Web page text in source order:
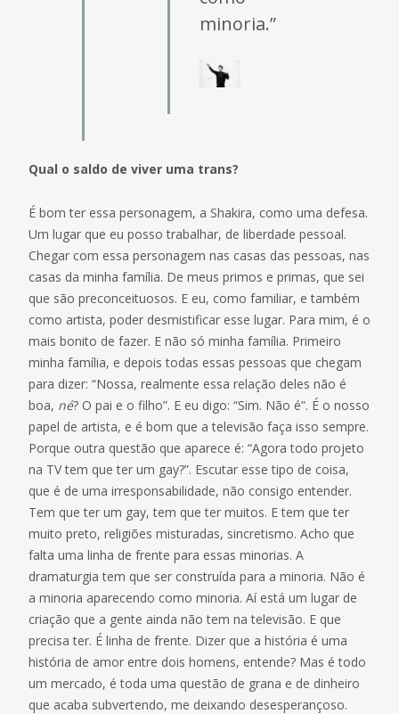
minoria.”
Qual o saldo de viver uma trans?
É bom ter essa personagem, a Shakira, como uma defesa.
Um lugar que eu posso trabalhar, de liberdade pessoal.
Chegar com essa personagem nas casas das pessoas, nas
casas da minha família. De meus primos e primas, que sei
que são preconceituosos. E eu, como familiar, e também
como artista, poder desmistificar esse lugar. Para mim, é o
mais bonito de fazer. E não só minha família. Primeiro
minha família, e depois todas essas pessoas que chegam
para dizer: “Nossa, realmente essa relação deles não é
boa, né? O pai e o filho”. E eu digo: “Sim. Não é”. É o nosso
papel de artista, e é bom que a televisão faça isso sempre.
Porque outra questão que aparece é: “Agora todo projeto
na TV tem que ter um gay?”. Escutar esse tipo de coisa,
que é de uma irresponsabilidade, não consigo entender.
Tem que ter um gay, tem que ter muitos. E tem que ter
muito preto, religiões misturadas, sincretismo. Acho que
falta uma linha de frente para essas minorias. A
dramaturgia tem que ser construída para a minoria. Não é
a minoria aparecendo como minoria. Aí está um lugar de
criação que a gente ainda não tem na televisão. E que
precisa ter. É linha de frente. Dizer que a história é uma
história de amor entre dois homens, entende? Mas é todo
um mercado, é toda uma questão de grana e de dinheiro
que acaba subvertendo, me deixando desesperançoso.